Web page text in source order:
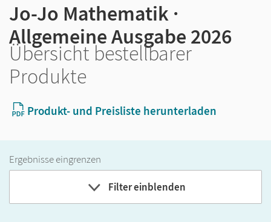
Jo-Jo Mathematik ·
Allgemeine Ausgabe 2026
Übersicht bestellbarer
Produkte
Produkt- und Preisliste herunterladen
Ergebnisse eingrenzen
Filter einblenden